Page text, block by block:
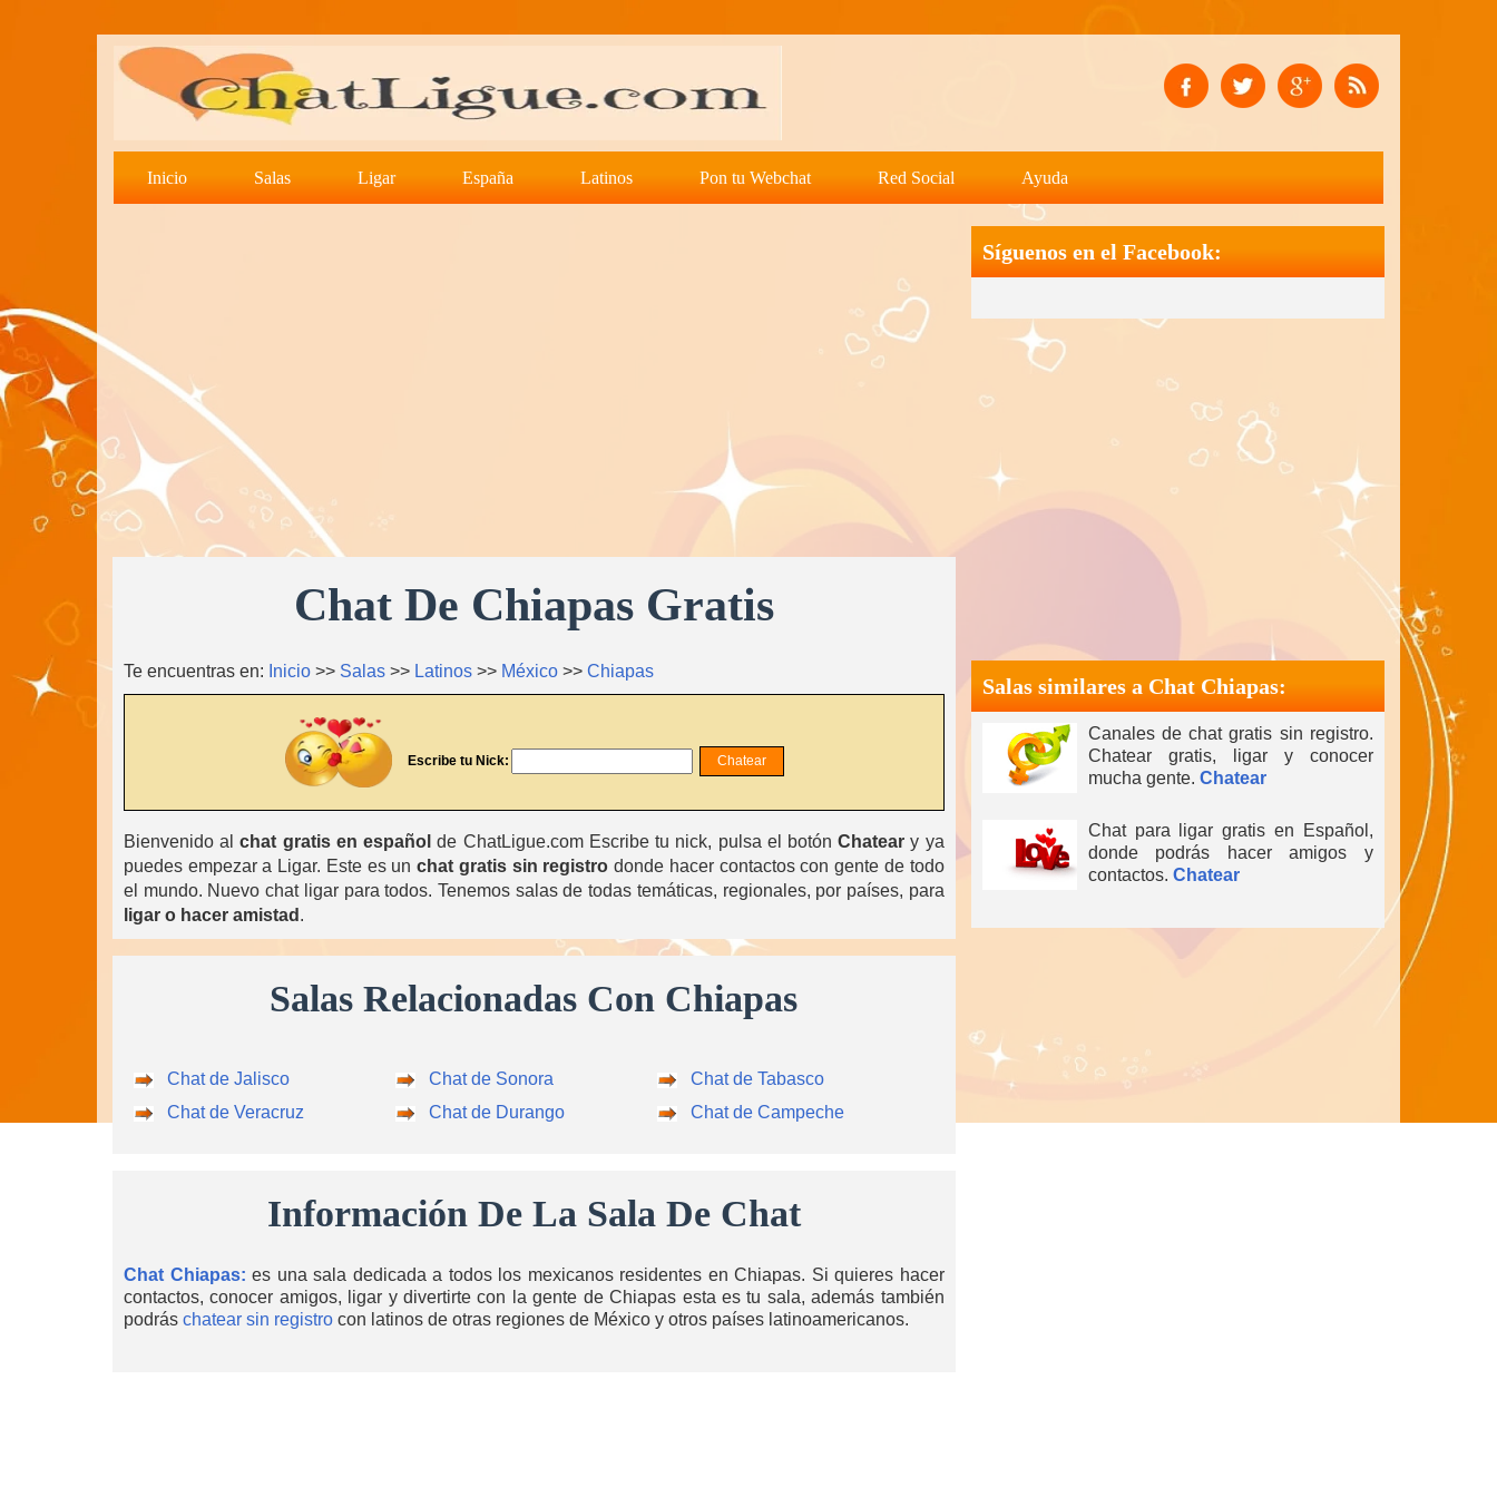
Inicio Salas Ligar España Latinos Pon tu Webchat Red Social Ayuda
Chat De Chiapas Gratis
Te encuentras en: Inicio >> Salas >> Latinos >> México >> Chiapas
Escribe tu Nick:
Bienvenido alchat gratis en español de ChatLigue.com Escribe tu nick, pulsa el botónChatear y ya
puedes empezar a Ligar. Este es unchat gratis sin registro donde hacer contactos con gente de todo
el mundo. Nuevo chat ligar para todos. Tenemos salas de todas temáticas, regionales, por países, para
ligar o hacer amistad .
Salas Relacionadas Con Chiapas
Chat de Jalisco
Chat de Veracruz
Chat de Sonora
Chat de Durango
Chat de Tabasco
Chat de Campeche
Información De La Sala De Chat
Chat Chiapas: es una sala dedicada a todos los mexicanos residentes en Chiapas. Si quieres hacer
contactos, conocer amigos, ligar y divertirte con la gente de Chiapas esta es tu sala, además también
podrás chatear sin registro con latinos de otras regiones de México y otros países latinoamericanos.
Síguenos en el Facebook:
Salas similares a Chat Chiapas:
Canales de chat gratis sin registro.
Chatear gratis, ligar y conocer
mucha gente. Chatear
Chat para ligar gratis en Español,
donde podrás hacer amigos y
contactos. Chatear